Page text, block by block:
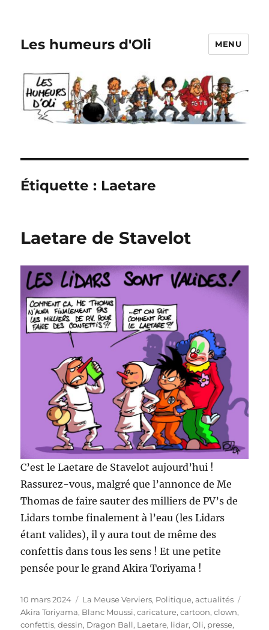
Les humeurs d'Oli MENU
Étiquette : Laetare
Laetare de Stavelot
C’est le Laetare de Stavelot aujourd’hui !
Rassurez-vous, malgré que l’annonce de Me
Thomas de faire sauter des milliers de PV’s de
Lidars tombe finalement à l’eau (les Lidars
étant valides), il y aura tout de même des
confettis dans tous les sens ! Et une petite
pensée pour le grand Akira Toriyama !
Publié
le
10 mars 2024 Catégories
La Meuse Verviers, Politique, actualités
Akira Toriyama, Blanc Moussi,caricature,cartoon,clown,
confettis,dessin, Dragon Ball, Laetare, lidar,Oli, presse,